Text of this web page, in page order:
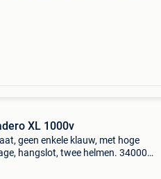
XL 1000v
geen enkele klauw, met hoge
hangslot, twee helmen. 34000